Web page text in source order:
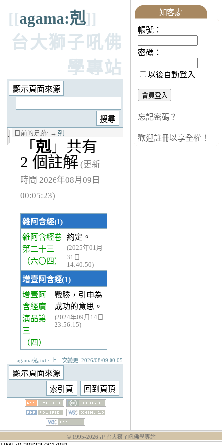
[[agama:剋]]
台大獅子吼佛
學專站
目前的足跡: → 剋
「 剋」共有
2 個註解 (更新
時間 2026年08月09日
00:05:23)
雜阿含經(1)
雜阿含經卷
第二十三
（六〇四）
約定。
(2025年01月
31日
14:40:50)
增壹阿含經(1)
增壹阿
含經廣
演品第
三
（四）
戰勝，引申為
成功的意思。
(2024年09月14日
23:56:15)
agama/剋.txt · 上一次變更: 2026/08/09 00:05
知客處
帳號：
密碼：
以後自動登入
忘記密碼？
歡迎註冊以享全權！
© 1995-2026 卍 台大獅子吼佛學專站